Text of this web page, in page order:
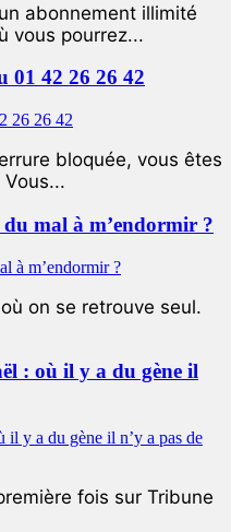
abonnement illimité
vous pourrez...
01 42 26 26 42
bloquée, vous êtes
mal à m’endormir ?
on se retrouve seul.
: où il y a du gène il
fois sur Tribune